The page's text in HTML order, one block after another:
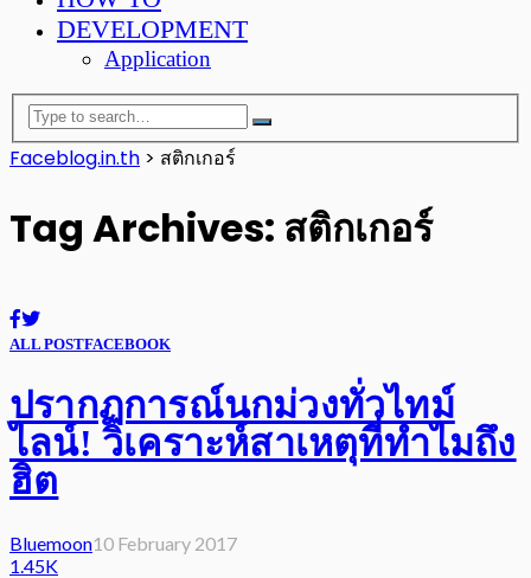
DEVELOPMENT
Application
Faceblog.in.th > สติกเกอร์
Tag Archives: สติกเกอร์
ALL POSTFACEBOOK
ปรากฏการณ์นกม่วงทั่วไทม์
ไลน์! วิเคราะห์สาเหตุที่ทำไมถึง
ฮิต
Bluemoon10 February 2017
1.45K